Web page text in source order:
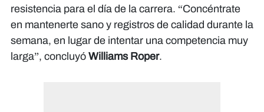
resistencia para el día de la carrera. “Concéntrate
en mantenerte sano y registros de calidad durante la
semana, en lugar de intentar una competencia muy
larga”, concluyó Williams Roper.